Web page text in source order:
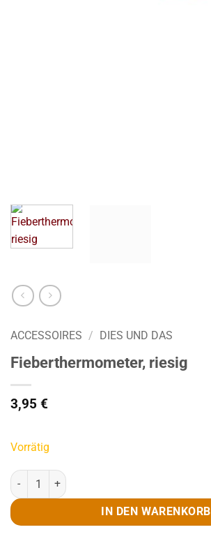
ACCESSOIRES / DIES UND DAS
Fieberthermometer, riesig
3,95 €
Vorrätig
Fieberthermometer, riesig Menge
IN DEN WARENKORB